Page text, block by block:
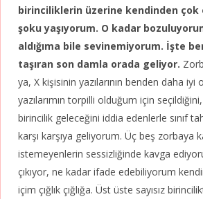
birinciliklerin üzerine kendinden çok
şoku yaşıyorum. O kadar
aldığıma bile sevinemiyorum. İşte
taşıran son damla orada geliyor.
ya, X kişisinin yazılarının benden daha
yazılarımın torpilli olduğum için
birincilik geleceğini iddia edenlerle sınıf
karşı karşıya geliyorum. Üç beş zorbaya
istemeyenlerin sessizliğinde kavga
çıkıyor, ne kadar ifade edebiliyorum
içim çığlık çığlığa. Üst üste sayısız